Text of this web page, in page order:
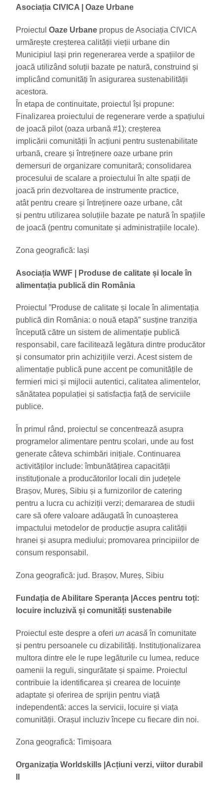
Asociația CIVICA | Oaze Urbane
Proiectul Oaze Urbane propus de Asociația CIVICA
urmărește creșterea calității vieții urbane din
Municipiul Iași prin regenerarea verde a spațiilor de
joacă utilizând soluții bazate pe natură, construind și
implicând comunități în asigurarea sustenabilității
acestora.
În etapa de continuitate, proiectul își propune:
Finalizarea proiectului de regenerare verde a spațiului
de joacă pilot (oaza urbană #1); creșterea
implicării comunității în acțiuni pentru sustenabilitate
urbană, creare și întreținere oaze urbane prin
demersuri de organizare comunitară; consolidarea
procesului de scalare a proiectului în alte spații de
joacă prin dezvoltarea de instrumente practice,
atât pentru creare și întreținere oaze urbane, cât
și pentru utilizarea soluțiile bazate pe natură în spațiile
de joacă (pentru comunitate și administrațiile locale).
Zona geografică: Iași
Asociația WWF
| Produse de calitate și locale în
alimentația publică din România
Proiectul ”Produse de calitate și locale în alimentația
publică din România: o nouă etapă” susține tranziția
începută către un sistem de alimentație publică
responsabil, care facilitează legătura dintre producător
și consumator prin achizițiile verzi. Acest sistem de
alimentație publică pune accent pe comunitățile de
fermieri mici și mijlocii autentici, calitatea alimentelor,
sănătatea populației și satisfacția față de serviciile
publice.
În primul rând, proiectul se concentrează asupra
programelor alimentare pentru școlari, unde au fost
generate câteva schimbări inițiale. Continuarea
activităților include: îmbunătățirea capacității
instituționale a producătorilor locali din județele
Brașov, Mureș, Sibiu și a furnizorilor de catering
pentru a lucra cu achiziții verzi; demararea de studii
care să ofere valoare adăugată în cunoașterea
impactului metodelor de producție asupra calității
hranei și asupra mediului; promovarea principiilor de
consum responsabil.
Zona geografică: jud. Brașov, Mureș, Sibiu
Fundația de Abilitare Speranța |Acces pentru toți:
locuire incluzivă și comunități sustenabile
Proiectul este despre a oferi un acasă în comunitate
și pentru persoanele cu dizabilități. Instituționalizarea
multora dintre ele le rupe legăturile cu lumea, reduce
oamenii la reguli, singurătate și spaime. Proiectul
contribuie la identificarea și crearea de locuințe
adaptate și oferirea de sprijin pentru viață
independentă: acces la servicii, locuire și viața
comunității. Orașul incluziv începe cu fiecare din noi.
Zona geografică: Timișoara
Organizația Worldskills |Acțiuni verzi, viitor durabil